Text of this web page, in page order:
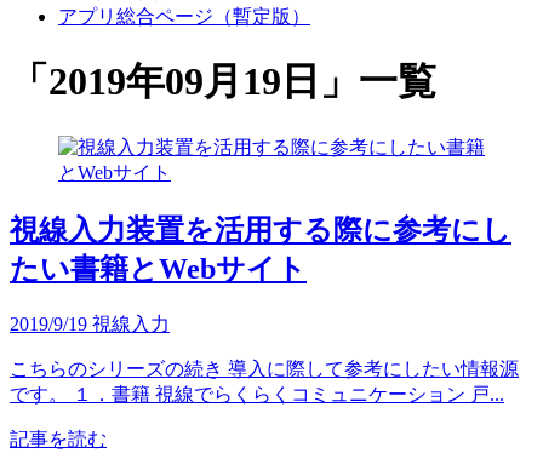
アプリ総合ページ（暫定版）
「 2019年09月19日 」 一覧
視線入力装置を活用する際に参考にし
たい書籍とWebサイト
2019/9/19 視線入力
こちらのシリーズの続き 導入に際して参考にしたい情報源
です。 １．書籍 視線でらくらくコミュニケーション 戸...
記事を読む